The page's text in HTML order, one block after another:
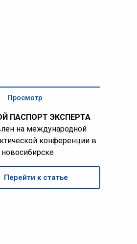
Просмотр
ПАСПОРТ ЭКСПЕРТА
на международной
конференции в
новосибирске
Перейти к статье